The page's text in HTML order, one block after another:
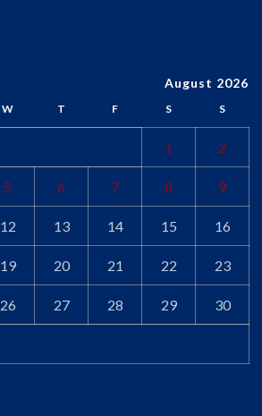
August 2026
W T F S S
1 2
5 6 7 8 9
12 13 14 15 16
19 20 21 22 23
26 27 28 29 30